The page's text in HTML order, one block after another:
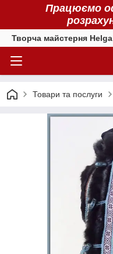
Працюємо
Творча майстерня
Товари та послуги